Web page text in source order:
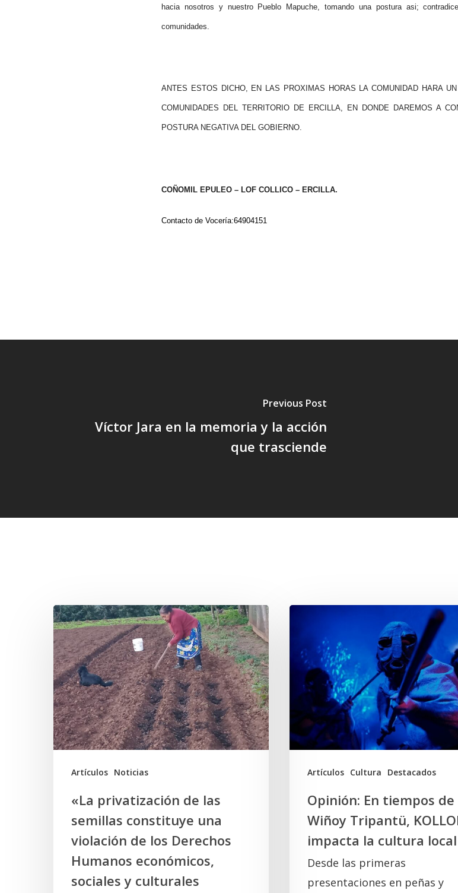
hacia nosotros y nuestro Pueblo Mapuche, tomando una postura asi;
comunidades.
ANTES ESTOS DICHO, EN LAS PROXIMAS HORAS LA COMUNIDAD HARA
COMUNIDADES DEL TERRITORIO DE ERCILLA, EN DONDE DAREMOS A
POSTURA NEGATIVA DEL GOBIERNO.
COÑOMIL EPULEO – LOF COLLICO – ERCILLA.
Contacto de Vocería:64904151
Previous Post
Víctor Jara en la memoria y la acción
que trasciende
Artículos Noticias
«La
privatización
de
las
semillas
constituye
una
violación
Derechos
Humanos
económicos,
sociales
«La privatización de las
semillas constituye una
violación de los Derechos
Humanos económicos,
sociales y culturales
Artículos Cultura Destacados
tiempos
de
Wiñoy
Tripantü,
KOLLONG
impacta
local
Opinión: En tiempos de
Wiñoy Tripantü,
impacta la cultura local
Desde las primeras
presentaciones en peñas y